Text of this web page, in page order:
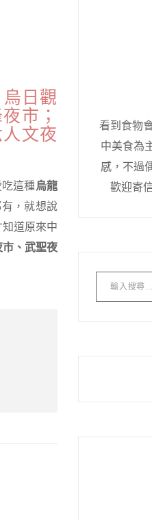
日觀
市；
文夜
這種 烏龍
，就想說
道原來中
、武聖夜
看到食物
中美食為
感，不過
歡迎寄